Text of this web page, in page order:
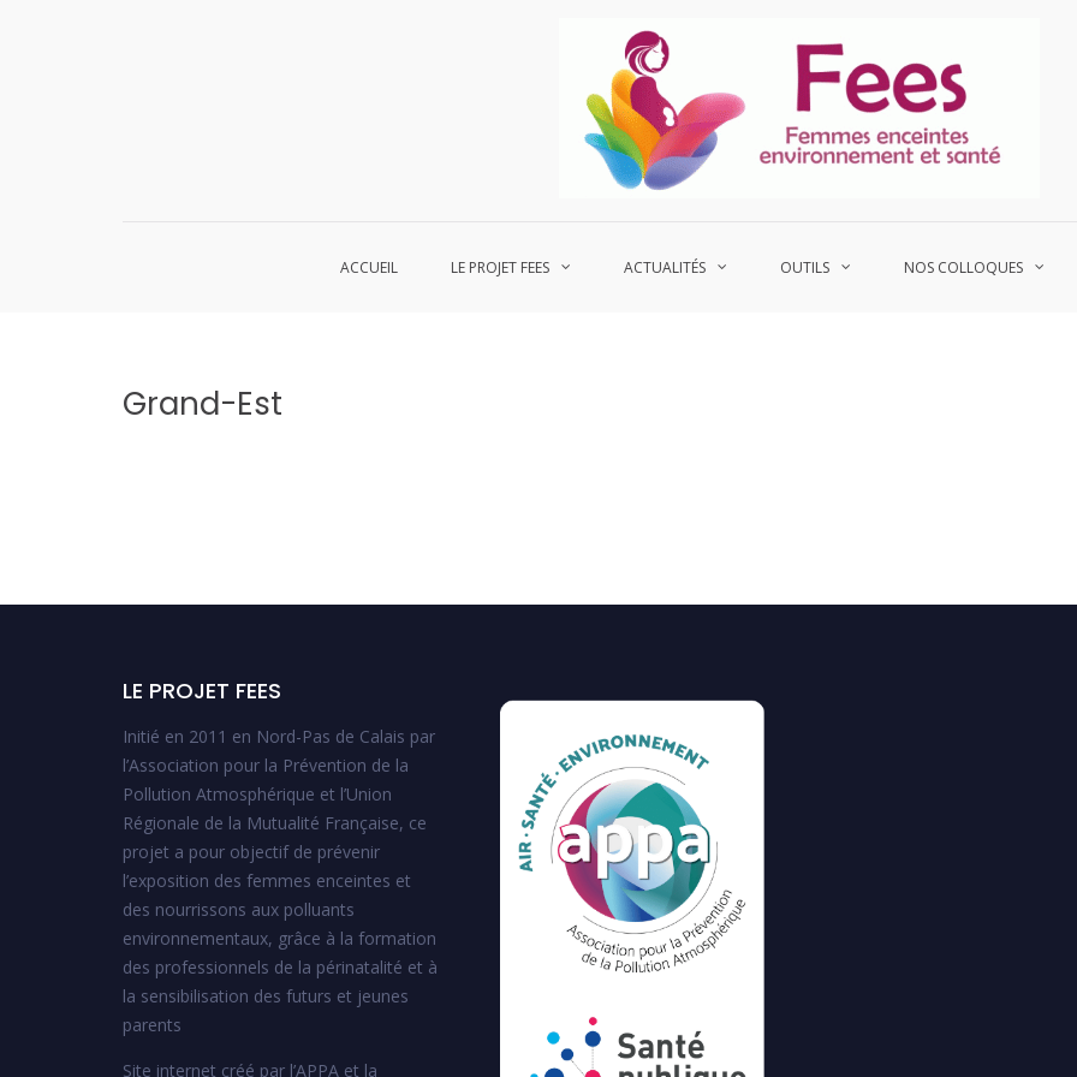
ACCUEIL LE PROJET FEES ACTUALITÉS OUTILS NOS COLLOQUES
Grand-Est
LE PROJET FEES
Initié en 2011 en Nord-Pas de Calais par
l’Association pour la Prévention de la
Pollution Atmosphérique et l’Union
Régionale de la Mutualité Française, ce
projet a pour objectif de prévenir
l’exposition des femmes enceintes et
des nourrissons aux polluants
environnementaux, grâce à la formation
des professionnels de la périnatalité et à
la sensibilisation des futurs et jeunes
parents
Site internet créé par l’APPA et la